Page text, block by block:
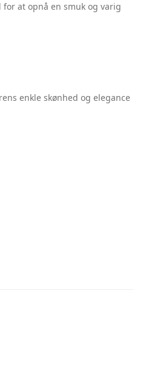
at opnå en smuk og varig
enkle skønhed og elegance